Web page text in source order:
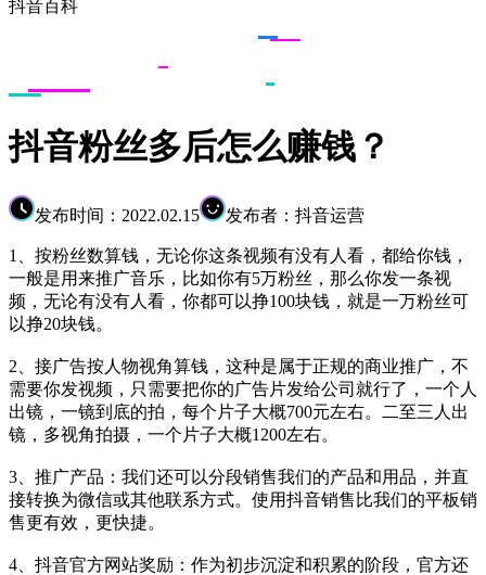
抖音百科
抖音粉丝多后怎么赚钱？
发布时间：2022.02.15 发布者：抖音运营
1、按粉丝数算钱，无论你这条视频有没有人看，都给你钱，
一般是用来推广音乐，比如你有5万粉丝，那么你发一条视
频，无论有没有人看，你都可以挣100块钱，就是一万粉丝可
以挣20块钱。
2、接广告按人物视角算钱，这种是属于正规的商业推广，不
需要你发视频，只需要把你的广告片发给公司就行了，一个人
出镜，一镜到底的拍，每个片子大概700元左右。二至三人出
镜，多视角拍摄，一个片子大概1200左右。
3、推广产品：我们还可以分段销售我们的产品和用品，并直
接转换为微信或其他联系方式。使用抖音销售比我们的平板销
售更有效，更快捷。
4、抖音官方网站奖励：作为初步沉淀和积累的阶段，官方还